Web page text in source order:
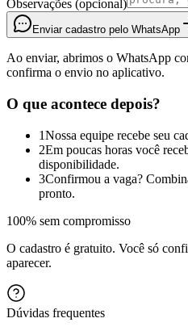
Observações (opcional)
Enviar cadastro pelo WhatsApp
Ao enviar, abrimos o WhatsApp
confirma o envio no aplicativo.
O que acontece depois?
1Nossa equipe recebe seu
2Em poucas horas você
disponibilidade.
3Confirmou a vaga?
pronto.
100% sem compromisso
O cadastro é gratuito. Você só
aparecer.
Dúvidas frequentes